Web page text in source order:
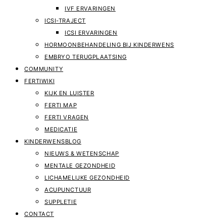
IVF ERVARINGEN
ICSI-TRAJECT
ICSI ERVARINGEN
HORMOONBEHANDELING BIJ KINDERWENS
EMBRYO TERUGPLAATSING
COMMUNITY
FERTIWIKI
KIJK EN LUISTER
FERTI MAP
FERTI VRAGEN
MEDICATIE
KINDERWENSBLOG
NIEUWS & WETENSCHAP
MENTALE GEZONDHEID
LICHAMELIJKE GEZONDHEID
ACUPUNCTUUR
SUPPLETIE
CONTACT